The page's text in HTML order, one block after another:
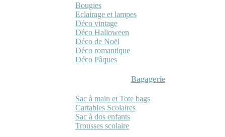
Bougies
Eclairage et lampes
Déco vintage
Déco Halloween
Déco de Noël
Déco romantique
Déco Pâques
Bagagerie
Sac à main et Tote bags
Cartables Scolaires
Sac à dos enfants
Trousses scolaire